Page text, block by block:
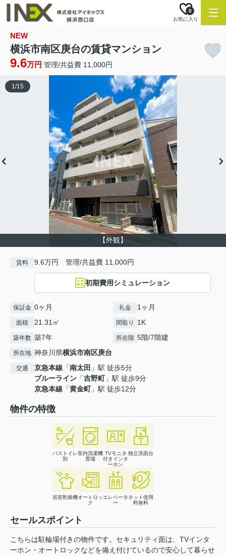
お気に入り
0
NEW
横浜市南区庚台の賃貸マンション
9.6万円 管理/共益費 11,000円
【外観】
1/15
賃料 9.6万円 管理/共益費 11,000円
初期費用シミュレーション
保証金 0ヶ月 礼金 1ヶ月
面積 21.31㎡ 間取り 1K
築年数 築7年 所在階 5階/7階建
所在地 神奈川県横浜市南区庚台
交通 京急本線 「南太田 」駅 徒歩5分
ブルーライン 「吉野町」駅 徒歩9分
京急本線 「黄金町」駅 徒歩12分
物件の特徴
バストイレ
別
室内洗濯機
置場
TVモニタ
付きインタ
ーホン
独立洗面台
浴室乾燥機オートロッ
ク
エレベータ
ー
ネット使用
料無料
セールスポイント
こちらは駐輪場付きの物件です。セキュリティ面は、TVインタ
ーホン・オートロックなどを備え付けているので安心して暮らせ